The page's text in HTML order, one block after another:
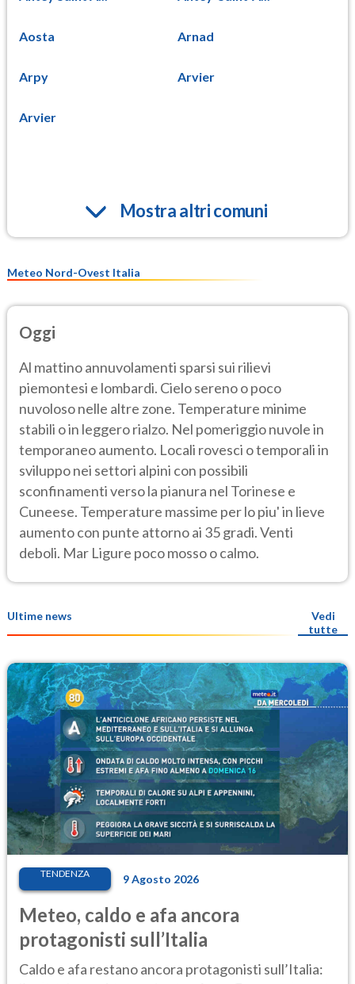
Aosta Arnad
Arpy Arvier
Arvier
Mostra altri comuni
Meteo Nord-Ovest Italia
Oggi
Al mattino annuvolamenti sparsi sui rilievi
piemontesi e lombardi. Cielo sereno o poco
nuvoloso nelle altre zone. Temperature minime
stabili o in leggero rialzo. Nel pomeriggio nuvole in
temporaneo aumento. Locali rovesci o temporali in
sviluppo nei settori alpini con possibili
sconfinamenti verso la pianura nel Torinese e
Cuneese. Temperature massime per lo piu' in lieve
aumento con punte attorno ai 35 gradi. Venti
deboli. Mar Ligure poco mosso o calmo.
Ultime news
Vedi
tutte
TENDENZA 9 Agosto 2026
Meteo, caldo e afa ancora
protagonisti sull’Italia
Caldo e afa restano ancora protagonisti sull’Italia: